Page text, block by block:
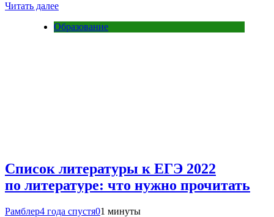
Читать далее
Образование
Список литературы к ЕГЭ 2022
по литературе: что нужно прочитать
Рамблер4 года спустя01 минуты